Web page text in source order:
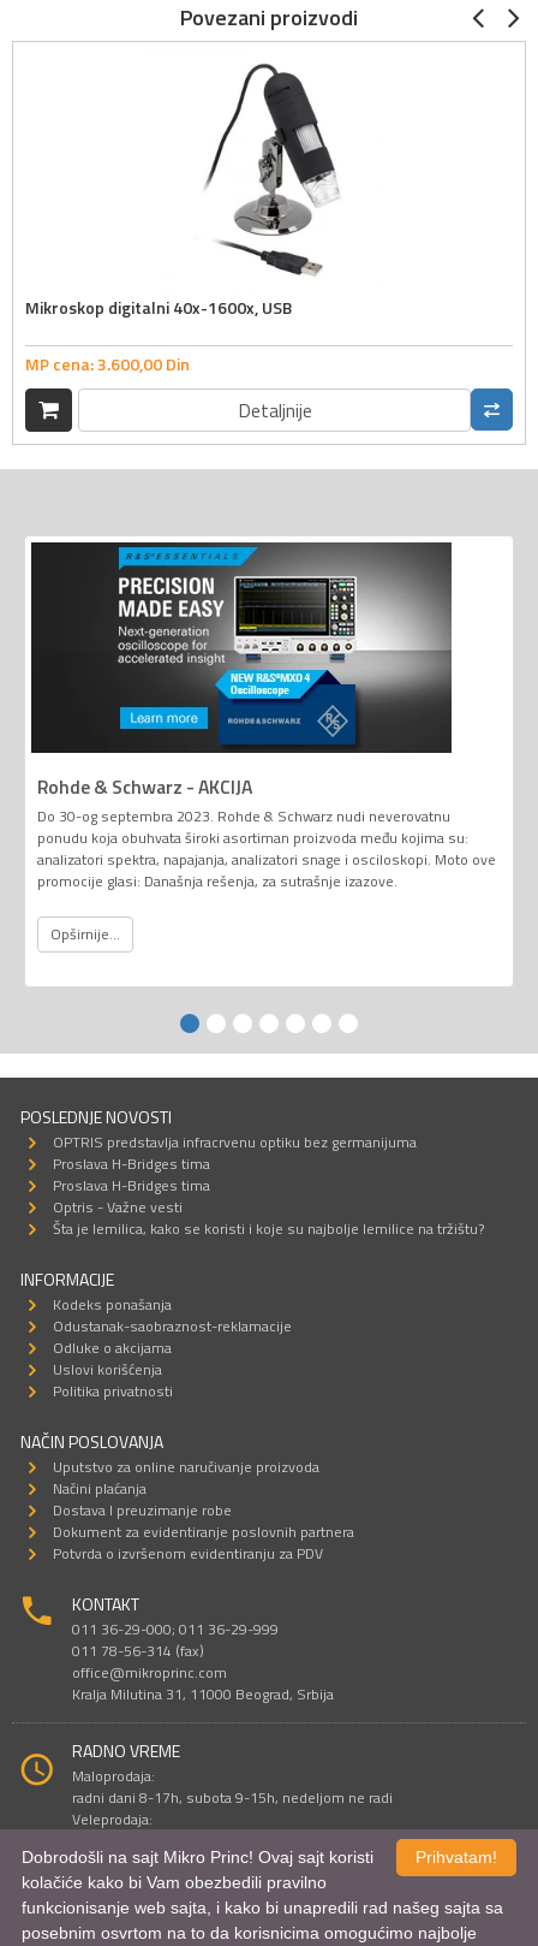
Povezani proizvodi
Mikroskop digitalni 40x-1600x, USB
MP cena:3.600,00Din
Detaljnije
Rohde & Schwarz - AKCIJA
Do 30-og septembra 2023. Rohde & Schwarz nudi neverovatnu
ponudu koja obuhvata široki asortiman proizvoda među kojima su:
analizatori spektra, napajanja, analizatori snage i osciloskopi. Moto ove
promocije glasi: Današnja rešenja, za sutrašnje izazove.
Opširnije...
POSLEDNJE NOVOSTI
OPTRIS predstavlja infracrvenu optiku bez germanijuma
Proslava H-Bridges tima
Proslava H-Bridges tima
Optris - Važne vesti
Šta je lemilica, kako se koristi i koje su najbolje lemilice na tržištu?
INFORMACIJE
Kodeks ponašanja
Odustanak-saobraznost-reklamacije
Odluke o akcijama
Uslovi korišćenja
Politika privatnosti
NAČIN POSLOVANJA
Uputstvo za online naručivanje proizvoda
Načini plaćanja
Dostava I preuzimanje robe
Dokument za evidentiranje poslovnih partnera
Potvrda o izvršenom evidentiranju za PDV
KONTAKT
011 36-29-000; 011 36-29-999
011 78-56-314 (fax)
office@mikroprinc.com
Kralja Milutina 31, 11000 Beograd, Srbija
RADNO VREME
Maloprodaja:
radni dani 8-17h, subota 9-15h, nedeljom ne radi
Veleprodaja:
Sve cene su iskazane u dinarima. PDV je uračunat u cenu.
© Mikro Princ 1999 - 2026. Sva prava su zadržana.
Prihvatam!
Dobrodošli na sajt Mikro Princ! Ovaj sajt koristi
kolačiće kako bi Vam obezbedili pravilno
funkcionisanje web sajta, i kako bi unapredili rad našeg sajta sa
posebnim osvrtom na to da korisnicima omogućimo najbolje